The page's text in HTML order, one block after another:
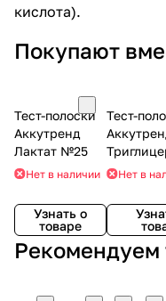
кислота).
Покупают
Тест-полоски
Аккутренд
Лактат №25
Нет в наличии
Узнать о
товаре
Тест-
№25Нет в
Рекомендуем